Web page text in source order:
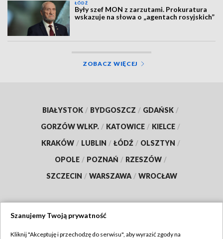
ŁÓDŹ
Były szef MON z zarzutami. Prokuratura
wskazuje na słowa o „agentach rosyjskich”
ZOBACZ WIĘCEJ
BIAŁYSTOK / BYDGOSZCZ / GDAŃSK /
GORZÓW WLKP. / KATOWICE / KIELCE /
KRAKÓW / LUBLIN / ŁÓDŹ / OLSZTYN /
OPOLE / POZNAŃ / RZESZÓW /
SZCZECIN / WARSZAWA / WROCŁAW
Szanujemy Twoją prywatność
Kliknij "Akceptuję i przechodzę do serwisu", aby wyrazić zgody na